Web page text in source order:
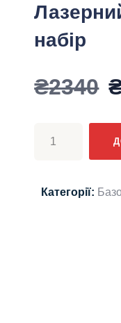
набір
₴2340
таКатегорії: